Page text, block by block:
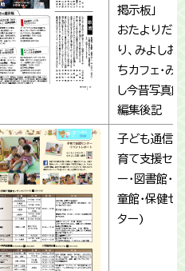
掲示板」
おたよりだよ
り、みよしお
ちカフェ・み
し今昔写真館
編集後記
子ども通信(
育て支援セン
ー・図書館・児
童館･保健セ
ター)